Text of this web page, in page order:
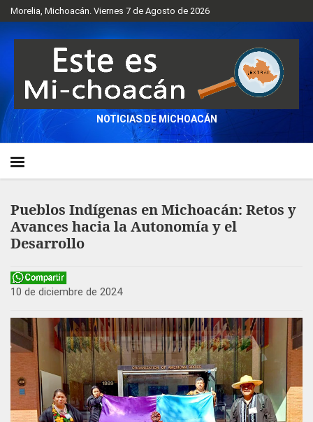
Morelia, Michoacán. Viernes 7 de Agosto de 2026
NOTICIAS DE MICHOACÁN
Pueblos Indígenas en Michoacán: Retos y
Avances hacia la Autonomía y el
Desarrollo
10 de diciembre de 2024